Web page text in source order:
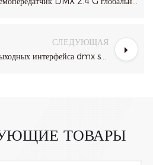
СЛЕДУЮЩАЯ
ТОВАРЫ